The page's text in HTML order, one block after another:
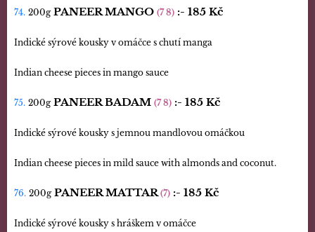
74. 200g PANEER MANGO (7 8) :- 185 Kč
Indické sýrové kousky v omáčce s chutí manga
Indian cheese pieces in mango sauce
75. 200g PANEER BADAM (7 8) :- 185 Kč
Indické sýrové kousky s jemnou mandlovou omáčkou
Indian cheese pieces in mild sauce with almonds and coconut.
76. 200g PANEER MATTAR(7) :- 185 Kč
Indické sýrové kousky s hráškem v omáčce